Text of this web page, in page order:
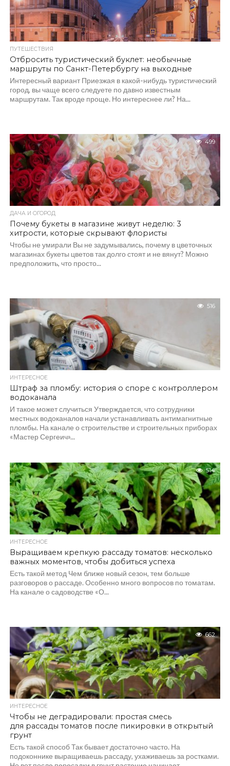
ПУТЕШЕСТВИЯ
Отбросить туристический буклет: необычные
маршруты по Санкт-Петербургу на выходные
Интересный вариант Приезжая в какой-нибудь туристический
город, вы чаще всего следуете по давно известным
маршрутам. Так вроде проще. Но интереснее ли? На...
499
ДАЧА И ОГОРОД
Почему букеты в магазине живут неделю: 3
хитрости, которые скрывают флористы
Чтобы не умирали Вы не задумывались, почему в цветочных
магазинах букеты цветов так долго стоят и не вянут? Можно
предположить, что просто...
516
ИНТЕРЕСНОЕ
Штраф за пломбу: история о споре с контроллером
водоканала
И такое может случиться Утверждается, что сотрудники
местных водоканалов начали устанавливать антимагнитные
пломбы. На канале о строительстве и строительных приборах
«Мастер Сергеич»...
514
ИНТЕРЕСНОЕ
Выращиваем крепкую рассаду томатов: несколько
важных моментов, чтобы добиться успеха
Есть такой метод Чем ближе новый сезон, тем больше
разговоров о рассаде. Особенно много вопросов по томатам.
На канале о садоводстве «О...
662
ИНТЕРЕСНОЕ
Чтобы не деградировали: простая смесь
для рассады томатов после пикировки в открытый
грунт
Есть такой способ Так бывает достаточно часто. На
подоконнике выращиваешь рассаду, ухаживаешь за ростками.